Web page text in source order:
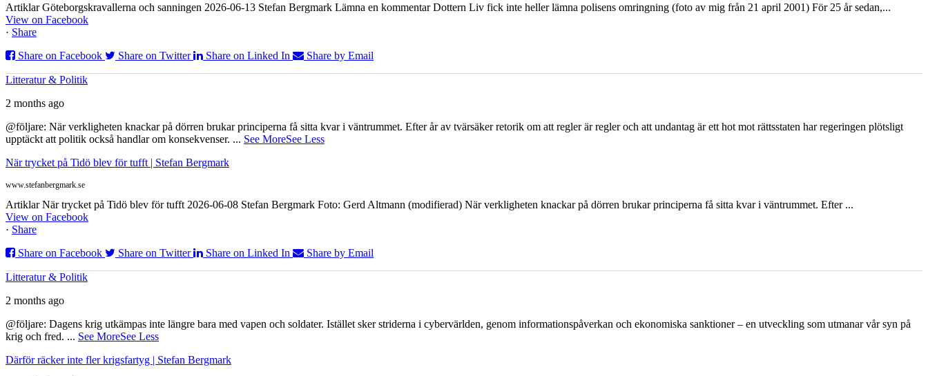
Artiklar Göteborgskravallerna och sanningen 2026-06-13 Stefan Bergmark Lämna en kommentar Dottern Liv fick inte heller lämna polisens omringning (foto av mig från 21 april 2001) För 25 år sedan,...
View on Facebook
· Share
Share on Facebook
Share on Twitter Share on Linked In Share by Email
Litteratur & Politik
2 months ago
@följare: När verkligheten knackar på dörren brukar principerna få sitta kvar i väntrummet. Efter år av tvärsäker retorik om att regler är regler och att undantag är ett hot mot rättsstaten har regeringen plötsligt
upptäckt att politik också handlar om konsekvenser. ... See MoreSee Less
När trycket på Tidö blev för tufft | Stefan Bergmark
www.stefanbergmark.se
Artiklar När trycket på Tidö blev för tufft 2026-06-08 Stefan Bergmark Foto: Gerd Altmann (modifierad) När verkligheten knackar på dörren brukar principerna få sitta kvar i väntrummet. Efter ...
View on Facebook
· Share
Share on Facebook
Share on Twitter Share on Linked In Share by Email
Litteratur & Politik
2 months ago
@följare: Dagens krig utkämpas inte längre bara med vapen och soldater. Istället sker striderna i cybervärlden, genom informationspåverkan och ekonomiska sanktioner – en utveckling som utmanar vår syn på
krig och fred. ... See MoreSee Less
Därför räcker inte fler krigsfartyg | Stefan Bergmark